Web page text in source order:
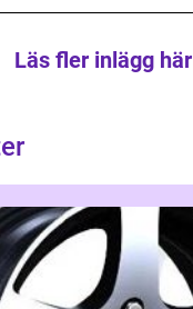
Läs fler inlägg här